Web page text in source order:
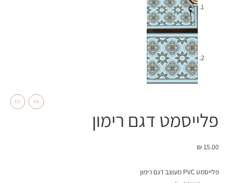
פלייסמט דגם רימון
₪ 15.00
פלייסמט PVC מעוצב דגם רימון